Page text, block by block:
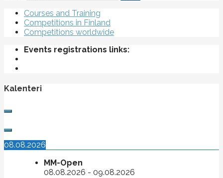
Courses and Training
Competitions in Finland
Competitions worldwide
Events registrations links:
Kalenteri
08.08.2026
MM-Open
08.08.2026 - 09.08.2026